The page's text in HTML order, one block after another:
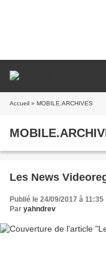
Accueil » MOBILE.ARCHIVES
Les News
Publié le 24/09/2017 à 11:35
Par yahndrev